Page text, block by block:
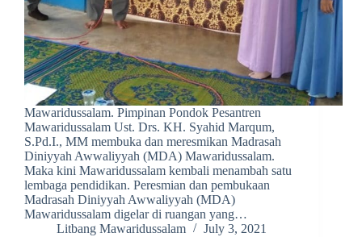
Mawaridussalam. Pimpinan Pondok Pesantren
Mawaridussalam Ust. Drs. KH. Syahid Marqum,
S.Pd.I., MM membuka dan meresmikan Madrasah
Diniyyah Awwaliyyah (MDA) Mawaridussalam.
Maka kini Mawaridussalam kembali menambah satu
lembaga pendidikan. Peresmian dan pembukaan
Madrasah Diniyyah Awwaliyyah (MDA)
Mawaridussalam digelar di ruangan yang…
Litbang Mawaridussalam
July 3, 2021